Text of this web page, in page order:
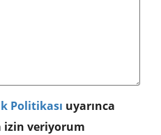
Politikası uyarınca
izin veriyorum